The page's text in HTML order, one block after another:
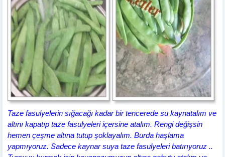
Taze fasulyelerin sığacağı kadar bir tencerede su kaynatalım ve
altını kapatıp taze fasulyeleri içersine atalım. Rengi değişsin
hemen çeşme altına tutup şoklayalım. Burda haşlama
yapmıyoruz. Sadece kaynar suya taze fasulyeleri batırıyoruz ..